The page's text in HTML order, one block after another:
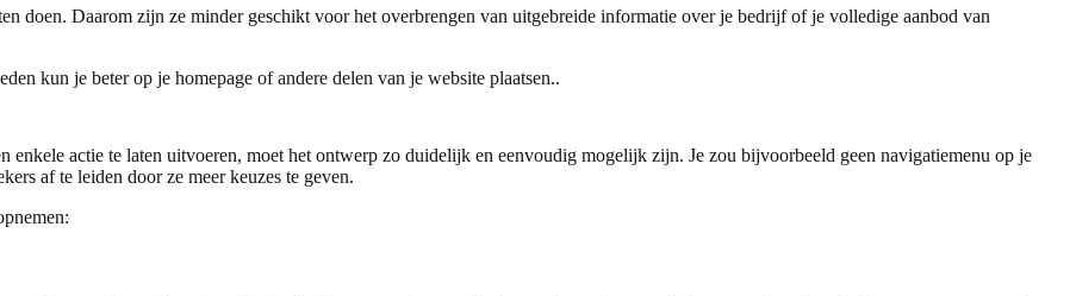
doen. Daarom zijn ze minder geschikt voor het overbrengen van uitgebreide informatie over je bedrijf of je volledige aanbod van
kun je beter op je homepage of andere delen van je website plaatsen..
enkele actie te laten uitvoeren, moet het ontwerp zo duidelijk en eenvoudig mogelijk zijn. Je zou bijvoorbeeld geen navigatiemenu op je
af te leiden door ze meer keuzes te geven.